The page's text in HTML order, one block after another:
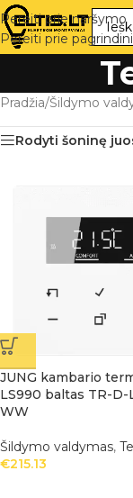
Pereiti prie naršymo
Pereiti prie
Pradžia/Šildymo
Rodyti šoninę
JUNG kambario
LS990 baltas TR-D-
WW
Šildymo valdymas,
€215.13